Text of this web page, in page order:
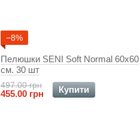
−8%
Пелюшки SENI Soft Normal 60x60
см. 30 шт
497.00 грн
455.00 грн Купити